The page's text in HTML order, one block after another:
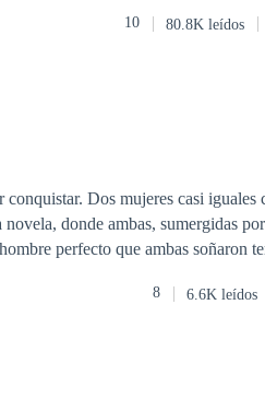
¿Qué hará Elena al estar
10 80.8K leídos
casi iguales con
perfecto que ambas soñaron tener.
8 6.6K leídos